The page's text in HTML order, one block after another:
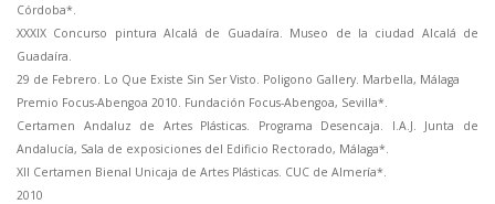
Córdoba*.
XXXIX Concurso pintura Alcalá de Guadaíra. Museo de la ciudad Alcalá de
Guadaíra.
29 de Febrero. Lo Que Existe Sin Ser Visto. Poligono Gallery. Marbella, Málaga
Premio Focus-Abengoa 2010. Fundación Focus-Abengoa, Sevilla*.
Certamen Andaluz de Artes Plásticas. Programa Desencaja. I.A.J. Junta de
Andalucía, Sala de exposiciones del Edificio Rectorado, Málaga*.
XII Certamen Bienal Unicaja de Artes Plásticas. CUC de Almería*.
2010